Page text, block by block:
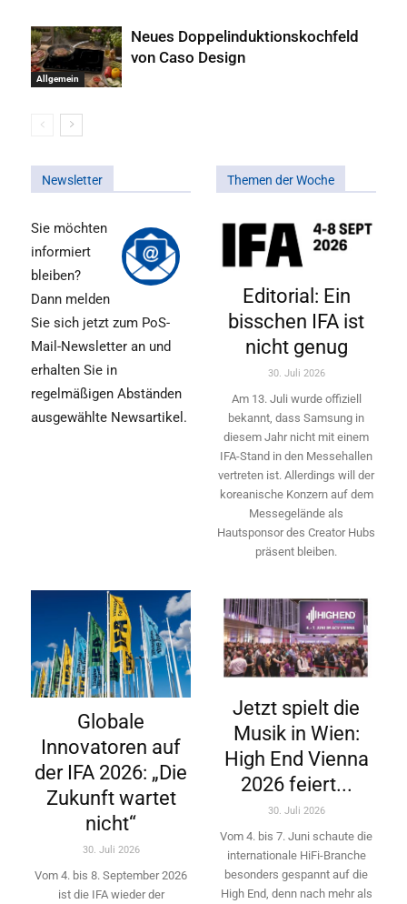
Allgemein
Neues Doppelinduktionskochfeld
von Caso Design
Newsletter
Sie möchten
informiert
bleiben?
Dann melden
Sie sich jetzt zum PoS-
Mail-Newsletter an und
erhalten Sie in
regelmäßigen Abständen
ausgewählte Newsartikel.
Themen der Woche
Editorial: Ein
bisschen IFA ist
nicht genug
30. Juli 2026
Am 13. Juli wurde offiziell
bekannt, dass Samsung in
diesem Jahr nicht mit einem
IFA-Stand in den Messehallen
vertreten ist. Allerdings will ­der
koreanische Konzern auf dem
Messegelände als
Hautsponsor des Creator Hubs
präsent bleiben.
Globale
Innovatoren auf
der IFA 2026: „Die
Zukunft wartet
nicht“
30. Juli 2026
Vom 4. bis 8. September 2026
ist die IFA wieder der
Jetzt spielt die
Musik in Wien:
High End Vienna
2026 feiert...
30. Juli 2026
Vom 4. bis 7. Juni schaute die
internationale HiFi-Branche
besonders gespannt auf die
High End, denn nach mehr als